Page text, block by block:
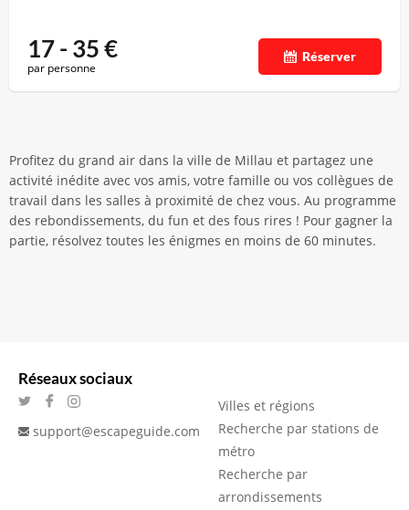
17 - 35€
par personne
Réserver
Profitez du grand air dans la ville de Millau et partagez une
activité inédite avec vos amis, votre famille ou vos collègues de
travail dans les salles à proximité de chez vous. Au programme
des rebondissements, du fun et des fous rires ! Pour gagner la
partie, résolvez toutes les énigmes en moins de 60 minutes.
Réseaux sociaux
support@escapeguide.com
Villes et régions
Recherche par stations de
métro
Recherche par
arrondissements